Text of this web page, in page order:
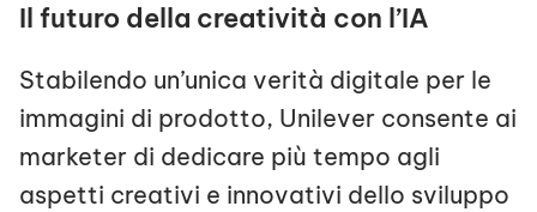
Il futuro della creatività con l’IA
Stabilendo un’unica verità digitale per le
immagini di prodotto, Unilever consente ai
marketer di dedicare più tempo agli
aspetti creativi e innovativi dello sviluppo